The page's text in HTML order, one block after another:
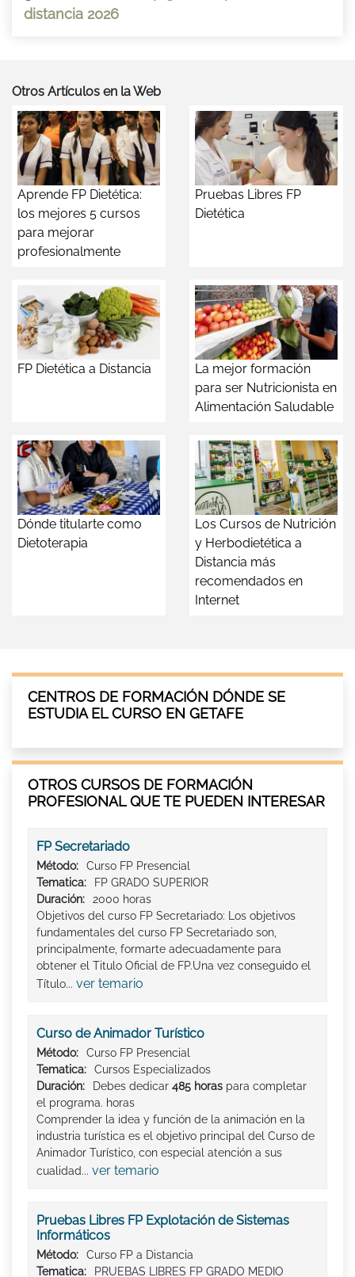
distancia 2026
Otros Artículos en la Web
Aprende FP Dietética:
los mejores 5 cursos
para mejorar
profesionalmente
Pruebas Libres FP
Dietética
FP Dietética a Distancia
La mejor formación
para ser Nutricionista en
Alimentación Saludable
Dónde titularte como
Dietoterapia
Los Cursos de Nutrición
y Herbodietética a
Distancia más
recomendados en
Internet
CENTROS DE FORMACIÓN DÓNDE SE
ESTUDIA EL CURSO EN GETAFE
OTROS CURSOS DE FORMACIÓN
PROFESIONAL QUE TE PUEDEN INTERESAR
FP Secretariado
Método:
Curso FP Presencial
Tematica:
FP GRADO SUPERIOR
Duración:
2000 horas
Objetivos del curso FP Secretariado: Los objetivos
fundamentales del curso FP Secretariado son,
principalmente, formarte adecuadamente para
obtener el Titulo Oficial de FP.Una vez conseguido el
Título... ver temario
Curso de Animador Turístico
Método:
Curso FP Presencial
Tematica:
Cursos Especializados
Duración:
Debes dedicar 485 horas para completar
el programa. horas
Comprender la idea y función de la animación en la
industria turística es el objetivo principal del Curso de
Animador Turístico, con especial atención a sus
cualidad... ver temario
Pruebas Libres FP Explotación de Sistemas
Informáticos
Método:
Curso FP a Distancia
Tematica:
PRUEBAS LIBRES FP GRADO MEDIO